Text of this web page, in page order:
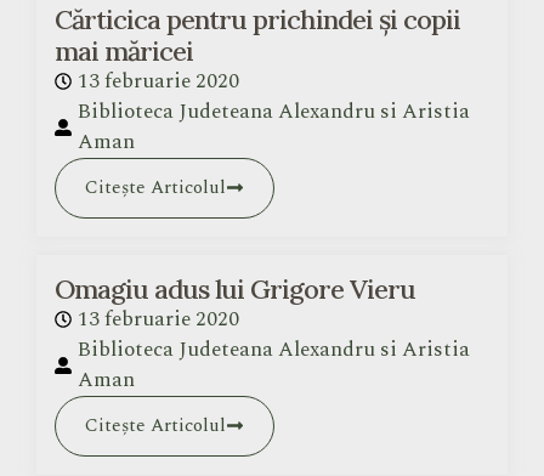
Cărticica pentru prichindei și copii
mai măricei
13 februarie 2020
Biblioteca Judeteana Alexandru si Aristia
Aman
Citește Articolul
Omagiu adus lui Grigore Vieru
13 februarie 2020
Biblioteca Judeteana Alexandru si Aristia
Aman
Citește Articolul